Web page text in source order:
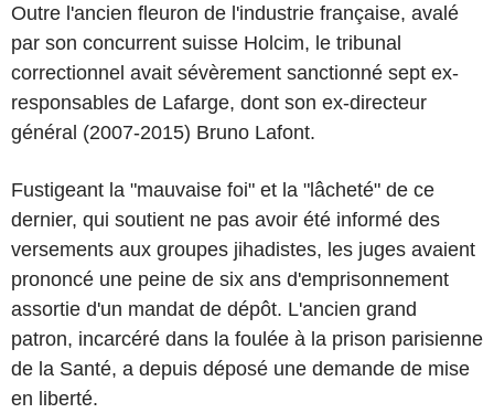
Outre l'ancien fleuron de l'industrie française, avalé
par son concurrent suisse Holcim, le tribunal
correctionnel avait sévèrement sanctionné sept ex-
responsables de Lafarge, dont son ex-directeur
général (2007-2015) Bruno Lafont.
Fustigeant la "mauvaise foi" et la "lâcheté" de ce
dernier, qui soutient ne pas avoir été informé des
versements aux groupes jihadistes, les juges avaient
prononcé une peine de six ans d'emprisonnement
assortie d'un mandat de dépôt. L'ancien grand
patron, incarcéré dans la foulée à la prison parisienne
de la Santé, a depuis déposé une demande de mise
en liberté.